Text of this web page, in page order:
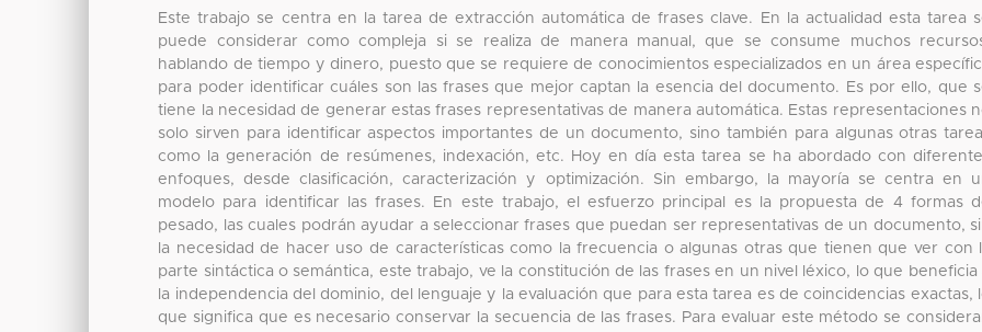
Este trabajo se centra en la tarea de extracción automática de frases clave. En la actualidad esta tarea
puede considerar como compleja si se realiza de manera manual, que se consume muchos
hablando de tiempo y dinero, puesto que se requiere de conocimientos especializados en un área
para poder identificar cuáles son las frases que mejor captan la esencia del documento. Es por ello, que
tiene la necesidad de generar estas frases representativas de manera automática. Estas representaciones
solo sirven para identificar aspectos importantes de un documento, sino también para algunas otras
como la generación de resúmenes, indexación, etc. Hoy en día esta tarea se ha abordado con
enfoques, desde clasificación, caracterización y optimización. Sin embargo, la mayoría se centra en
modelo para identificar las frases. En este trabajo, el esfuerzo principal es la propuesta de 4 formas
pesado, las cuales podrán ayudar a seleccionar frases que puedan ser representativas de un documento,
la necesidad de hacer uso de características como la frecuencia o algunas otras que tienen que ver con
parte sintáctica o semántica, este trabajo, ve la constitución de las frases en un nivel léxico, lo que beneficia
la independencia del dominio, del lenguaje y la evaluación que para esta tarea es de coincidencias exactas,
que significa que es necesario conservar la secuencia de las frases. Para evaluar este método se